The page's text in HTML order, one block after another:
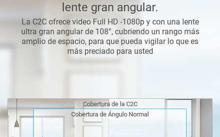
lente gran angular.
La C2C ofrece video Full HD -1080p y con una lente
ultra gran angular de 108°, cubriendo un rango más
amplio de espacio, para que pueda vigilar lo que es
más preciado para usted
Cobertura de la C2C
Cobertura de Ángulo Normal